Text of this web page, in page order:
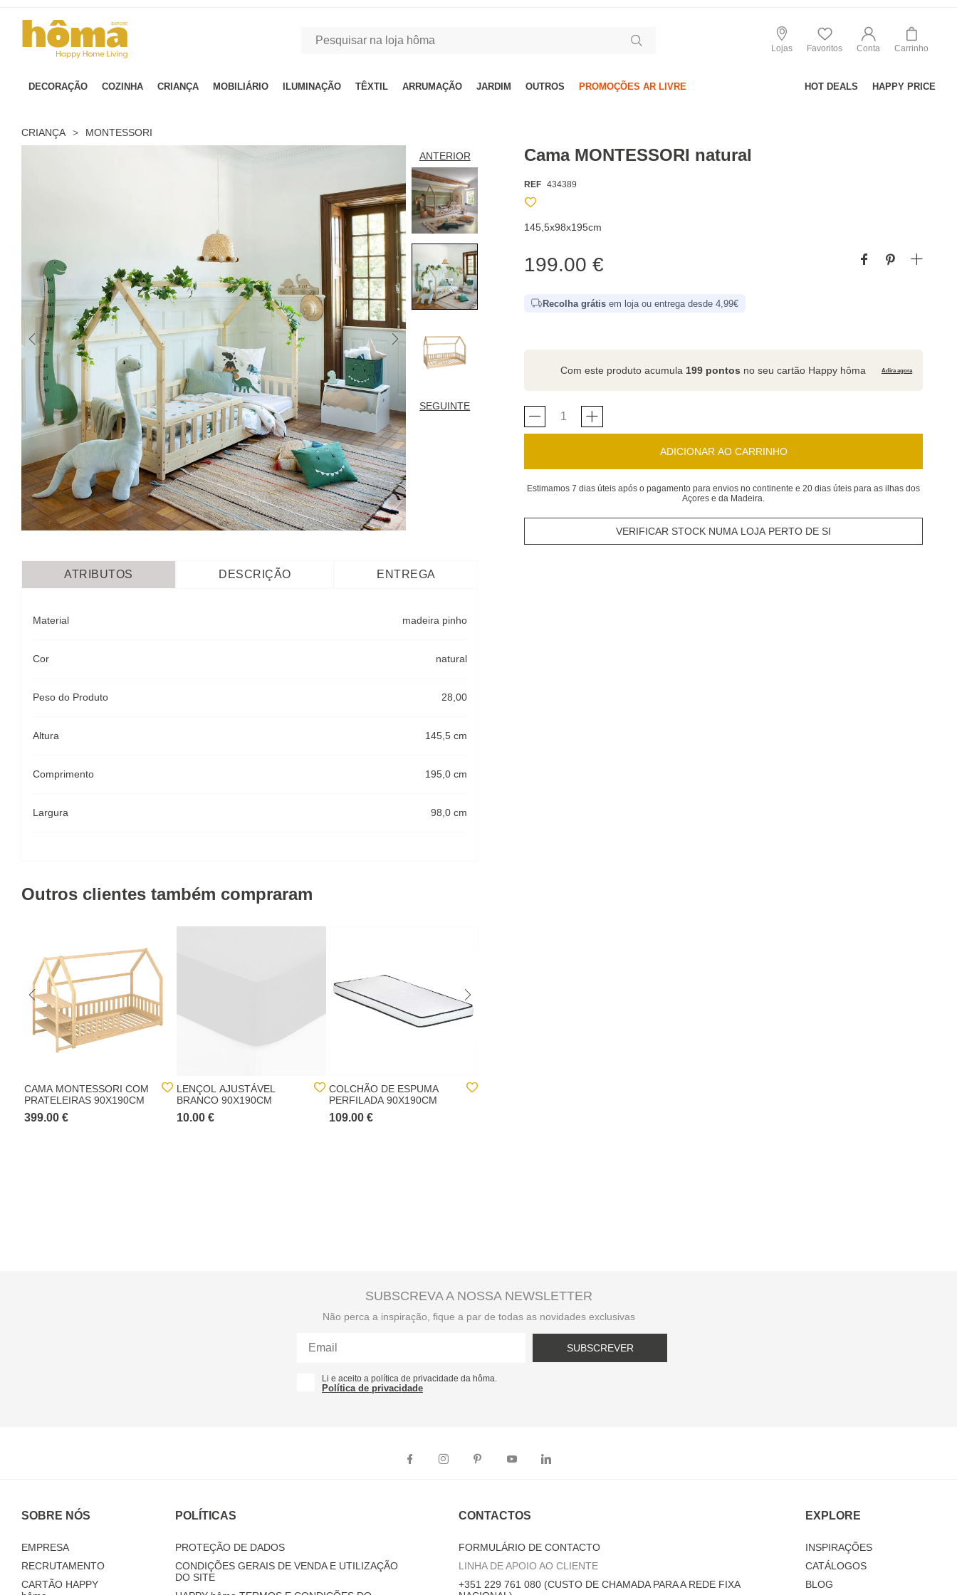
Lojas Favoritos Conta Carrinho
DECORAÇÃO COZINHA CRIANÇA MOBILIÁRIO ILUMINAÇÃO TÊXTIL ARRUMAÇÃO JARDIM OUTROS PROMOÇÕES AR LIVRE HOT DEALS HAPPY PRICE
CRIANÇA > MONTESSORI
ANTERIOR
SEGUINTE
Cama MONTESSORI natural
REF 434389
145,5x98x195cm
199.00 €
Recolha grátis em loja ou entrega desde 4,99€
Com este produto acumula 199 pontos no seu cartão Happy hôma Adira agora
ADICIONAR AO CARRINHO
Estimamos 7 dias úteis após o pagamento para envios no continente e 20 dias úteis para as ilhas dos
Açores e da Madeira.
VERIFICAR STOCK NUMA LOJA PERTO DE SI
ATRIBUTOS DESCRIÇÃO ENTREGA
Material madeira pinho
Cor natural
Peso do Produto 28,00
Altura 145,5 cm
Comprimento 195,0 cm
Largura 98,0 cm
Outros clientes também compraram
CAMA MONTESSORI COM
PRATELEIRAS 90X190CM
399.00 €
LENÇOL AJUSTÁVEL
BRANCO 90X190CM
10.00 €
COLCHÃO DE ESPUMA
PERFILADA 90X190CM
109.00 €
SUBSCREVA A NOSSA NEWSLETTER
Não perca a inspiração, fique a par de todas as novidades exclusivas
SUBSCREVER
Li e aceito a política de privacidade da hôma.
Política de privacidade
SOBRE NÓS
EMPRESA
RECRUTAMENTO
CARTÃO HAPPY
POLÍTICAS
PROTEÇÃO DE DADOS
CONDIÇÕES GERAIS DE VENDA E UTILIZAÇÃO
DO SITE
CONTACTOS
FORMULÁRIO DE CONTACTO
LINHA DE APOIO AO CLIENTE
+351 229 761 080 (CUSTO DE CHAMADA PARA A REDE FIXA
EXPLORE
INSPIRAÇÕES
CATÁLOGOS
BLOG